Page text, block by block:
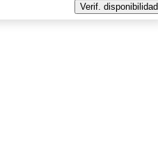
Verif. disponibilidad